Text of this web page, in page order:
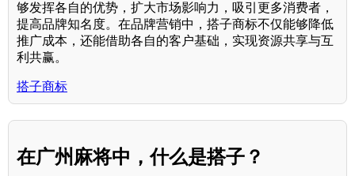
够发挥各自的优势，扩大市场影响力，吸引更多消费者，
提高品牌知名度。在品牌营销中，搭子商标不仅能够降低
推广成本，还能借助各自的客户基础，实现资源共享与互
利共赢。
搭子商标
在广州麻将中，什么是搭子？